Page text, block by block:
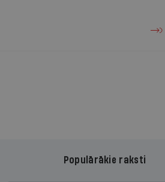
Populārākie raksti